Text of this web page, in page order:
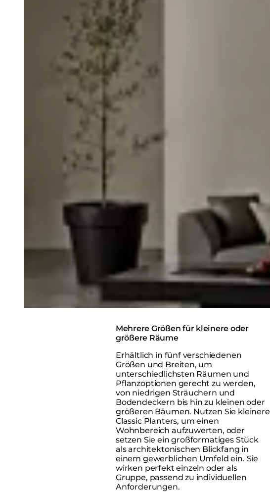
Mehrere Größen für kleinere oder
größere Räume
Erhältlich in fünf verschiedenen
Größen und Breiten, um
unterschiedlichsten Räumen und
Pflanzoptionen gerecht zu werden,
von niedrigen Sträuchern und
Bodendeckern bis hin zu kleinen oder
größeren Bäumen. Nutzen Sie kleinere
Classic Planters, um einen
Wohnbereich aufzuwerten, oder
setzen Sie ein großformatiges Stück
als architektonischen Blickfang in
einem gewerblichen Umfeld ein. Sie
wirken perfekt einzeln oder als
Gruppe, passend zu individuellen
Anforderungen.